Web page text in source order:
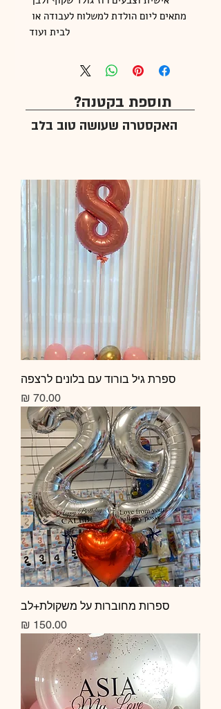
לבית ועוד
תוספת בקטנה?
האקסטרה שעושה טוב בלב
ספרת גיל בורוד עם בלונים לרצפה
מחיר
ספרות מחוברות על משקולת+לב
מחיר